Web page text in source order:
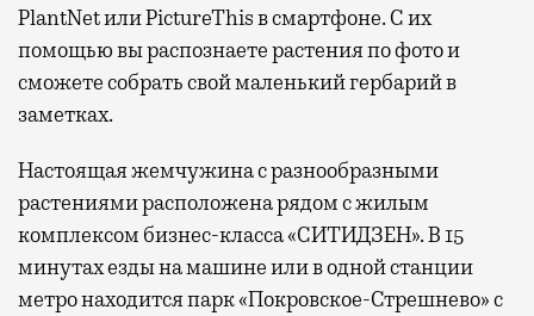
PlantNet или PictureThis в смартфоне. С их
помощью вы распознаете растения по фото и
сможете собрать свой маленький гербарий в
заметках.
Настоящая жемчужина с разнообразными
растениями расположена рядом с жилым
комплексом бизнес-класса «СИТИДЗЕН». В 15
минутах езды на машине или в одной станции
метро находится парк «Покровское-Стрешнево» с